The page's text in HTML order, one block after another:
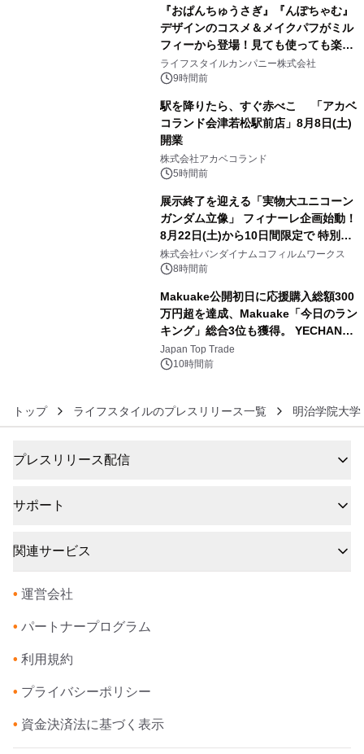
『おぱんちゅうさぎ』『んぽちゃむ』
デザインのコスメ＆メイクパフがミル
フィーから登場！見ても使っても楽し
い、ポップでキュートなコレクショ
ン。
ライフスタイルカンパニー株式会社
9時間前
駅を降りたら、すぐ赤べこ 「アカベ
コランド会津若松駅前店」8月8日(土)
開業
株式会社アカベコランド
5時間前
展示終了を迎える「実物大ユニコーン
ガンダム立像」 フィナーレ企画始動！
8月22日(土)から10日間限定で 特別映
像『UNICORN GUNDAM Statue ―
BEYOND POSSIBILITY ―』を上映！
株式会社バンダイナムコフィルムワークス
8時間前
Makuake公開初日に応援購入総額300
万円超を達成、Makuake「今日のラン
キング」総合3位も獲得。 YECHAN音
浴シンギングボウル第2弾の大型サイ
ズ（XL・2XL・3XL）を先行販売中
Japan Top Trade
10時間前
トップ ライフスタイルのプレスリリース一覧 明治学院大学
プレスリリース配信
サポート
関連サービス
• 運営会社
• パートナープログラム
• 利用規約
• プライバシーポリシー
• 資金決済法に基づく表示